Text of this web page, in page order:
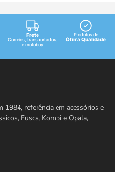
Frete
Correios, transportadora
e motoboy
Produtos de
Ótima Qualidade
1984, referência em acessórios e
Fusca, Kombi e Opala,